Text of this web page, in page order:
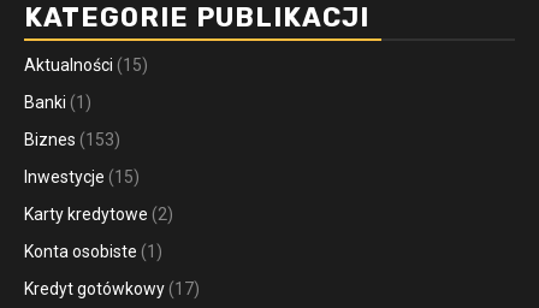
KATEGORIE PUBLIKACJI
Aktualności (15)
Banki (1)
Biznes (153)
Inwestycje (15)
Karty kredytowe (2)
Konta osobiste (1)
Kredyt gotówkowy (17)